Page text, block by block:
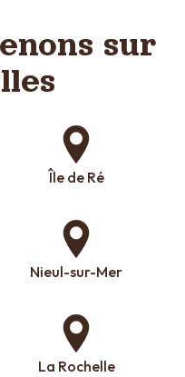
sur
Île de Ré
Nieul-sur-Mer
La Rochelle